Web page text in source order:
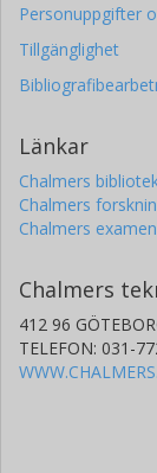
Personuppgifter
Tillgänglighet
Länkar
Chalmers
Chalmers
Chalmers
Chalmers
412 96
TELEFON: 031-